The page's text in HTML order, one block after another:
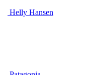
Helly Hansen